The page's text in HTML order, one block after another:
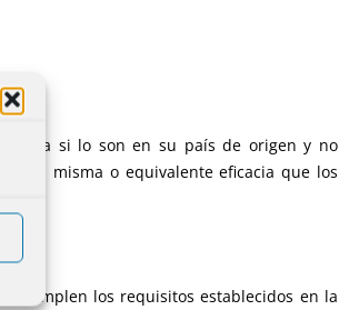
si lo son en su país de origen y no
la misma o equivalente eficacia que los
cumplen los requisitos establecidos en la